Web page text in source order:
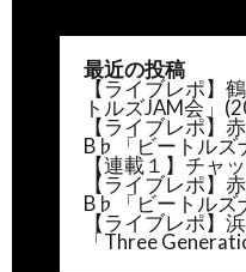
最近の投稿
【ライブレポ】
トルズJAM会」
【ライブレポ】
B♭「ビートルズ
【連載１】チャ
【ライブレポ】
B♭「ビートルズ
【ライブレポ】
「Three